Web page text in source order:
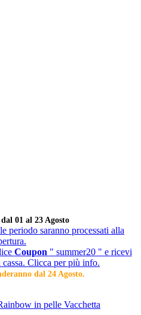
01 al 23 Agosto
periodo saranno processati alla
Coupon " summer20 " e ricevi
cassa. Clicca per più info.
dal 24 Agosto.